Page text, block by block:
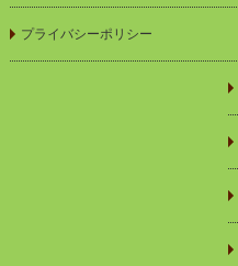
プライバシーポリシー